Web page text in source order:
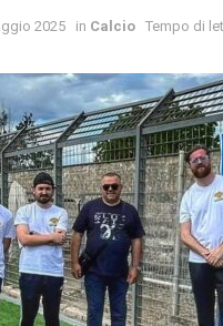
2025 in Calcio Tempo di